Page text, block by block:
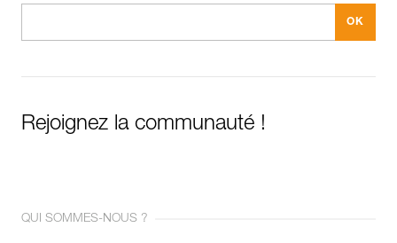
Rejoignez la communauté !
QUI SOMMES-NOUS ?